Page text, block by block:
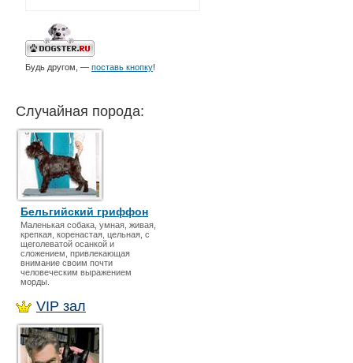
Будь другом, — поставь кнопку!
Случайная порода:
Бельгийский гриффон
Маленькая собака, умная, живая,
крепкая, коренастая, цельная, с
щеголеватой осанкой и
сложением, привлекающая
внимание своим почти
человеческим выражением
морды.
VIP зал